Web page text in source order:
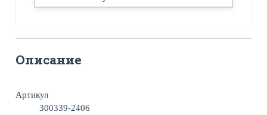
Описание
Артикул
300339-2406